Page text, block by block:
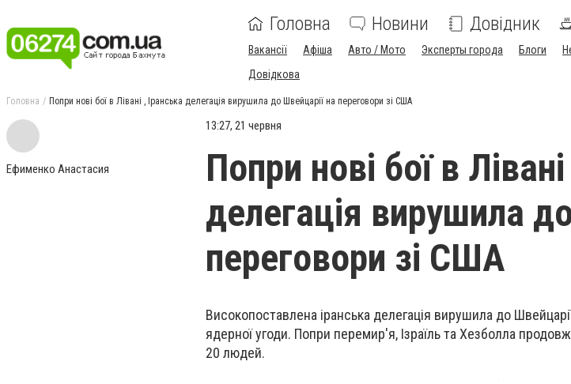
Головна Новини Довідник
Вакансії Афіша Авто / Мото Эксперты города Блоги
Довідкова
Головна Попри нові бої в Лівані , Іранська делегація вирушила до Швейцарії на переговори зі США
Ефименко Анастасия
13:27, 21 червня
Попри нові бої в
делегація вирушила
переговори зі США
Високопоставлена іранська делегація вирушила до
ядерної угоди. Попри перемир'я, Ізраїль та Хезболла
20 людей.